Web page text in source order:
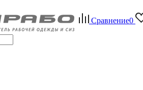
Сравнение0